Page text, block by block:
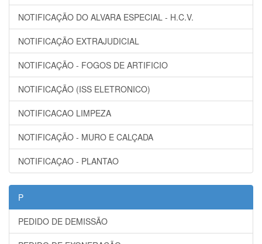
NOTIFICAÇÃO DO ALVARA ESPECIAL - H.C.V.
NOTIFICAÇÃO EXTRAJUDICIAL
NOTIFICAÇÃO - FOGOS DE ARTIFICIO
NOTIFICAÇÃO (ISS ELETRONICO)
NOTIFICACAO LIMPEZA
NOTIFICAÇÃO - MURO E CALÇADA
NOTIFICAÇAO - PLANTAO
P
PEDIDO DE DEMISSÃO